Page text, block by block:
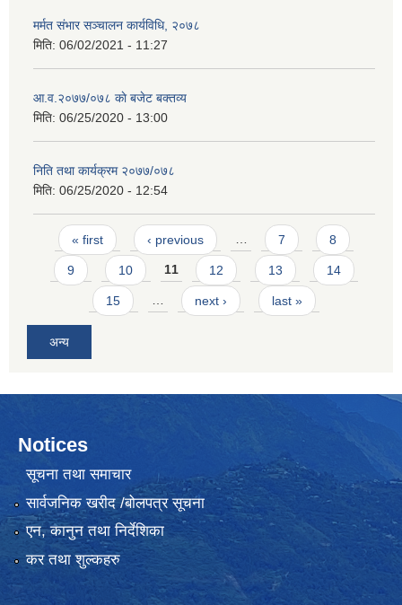
मर्मत संभार सञ्चालन कार्यविधि, २०७८
मिति: 06/02/2021 - 11:27
आ.व.२०७७/०७८ काे बजेट बक्तव्य
मिति: 06/25/2020 - 13:00
निति तथा कार्यक्रम २०७७/०७८
मिति: 06/25/2020 - 12:54
Pages
« first ‹ previous … 7 8
9 10 11 12 13 14
15 … next › last »
अन्य
Notices
सूचना तथा समाचार
सार्वजनिक खरीद /बोलपत्र सूचना
एन, कानुन तथा निर्देशिका
कर तथा शुल्कहरु